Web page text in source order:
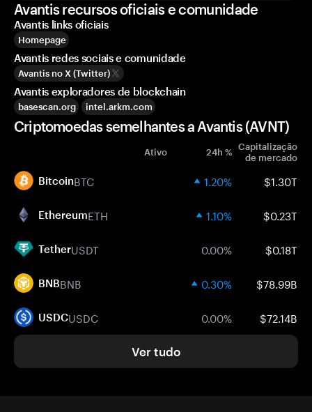
Avantis recursos oficiais e comunidade
Avantis links oficiais
Homepage
Avantis redes sociais e comunidade
Avantis no X (Twitter)
Avantis exploradores de blockchain
basescan.org intel.arkm.com
Criptomoedas semelhantes a Avantis (AVNT)
Ativo 24h % Capitalização
de mercado
BitcoinBTC 1.20% $1.30T
EthereumETH 1.10% $0.23T
TetherUSDT 0.00% $0.18T
BNBBNB 0.30% $78.99B
USDCUSDC 0.00% $72.14B
Ver tudo